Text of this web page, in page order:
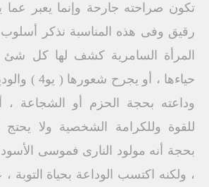
تكون صراحته جارحة وإنما يعبر عما
رقيق وفى هذه المناسبة نذكر
المرأة السامرية كشف لها كل
حياءها ، أو
وداعته بحجة الحزم أو الشجاعة ،
للقوة وللكرامة الشخصية ولا يحتج
بحجة أنه مولود النارى فموسى
، ولكنه اكتسب الوداعة بحياة التوبة